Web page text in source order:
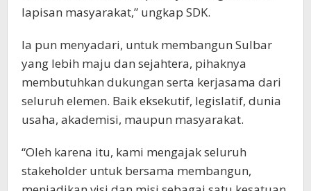
lapisan masyarakat,” ungkap SDK.
Ia pun menyadari, untuk membangun Sulbar
yang lebih maju dan sejahtera, pihaknya
membutuhkan dukungan serta kerjasama dari
seluruh elemen. Baik eksekutif, legislatif, dunia
usaha, akademisi, maupun masyarakat.
“Oleh karena itu, kami mengajak seluruh
stakeholder untuk bersama membangun,